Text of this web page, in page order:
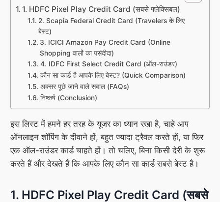
1. HDFC Pixel Play Credit Card (सबसे फ्लेक्सिबल)
2. Scapia Federal Credit Card (Travelers के लिए
बेस्ट)
3. ICICI Amazon Pay Credit Card (Online
Shopping वालों का पसंदीदा)
4. IDFC First Select Credit Card (ऑल-राउंडर)
कौन सा कार्ड है आपके लिए बेस्ट? (Quick Comparison)
अक्सर पूछे जाने वाले सवाल (FAQs)
निष्कर्ष (Conclusion)
इस लिस्ट में हमने हर तरह के यूजर का ध्यान रखा है, चाहे आप
ऑनलाइन शॉपिंग के दीवाने हों, बहुत ज्यादा ट्रैवल करते हों, या फिर
एक ऑल-राउंडर कार्ड चाहते हों। तो चलिए, बिना किसी देरी के शुरू
करते हैं और देखते हैं कि आपके लिए कौन सा कार्ड सबसे बेस्ट है।
1. HDFC Pixel Play Credit Card (सबसे